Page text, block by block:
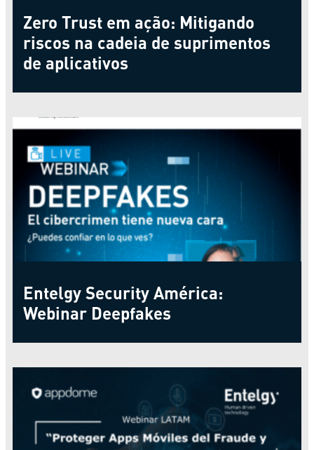
Zero Trust em ação: Mitigando
riscos na cadeia de suprimentos
de aplicativos
Entelgy Security América:
Webinar Deepfakes